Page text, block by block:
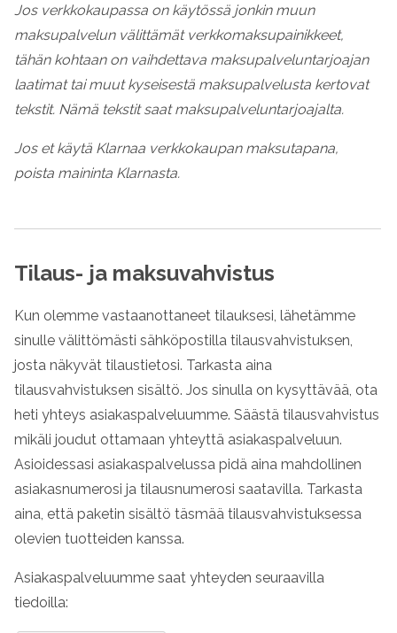
Jos verkkokaupassa on käytössä jonkin muun
maksupalvelun välittämät verkkomaksupainikkeet,
tähän kohtaan on vaihdettava maksupalveluntarjoajan
laatimat tai muut kyseisestä maksupalvelusta kertovat
tekstit. Nämä tekstit saat maksupalveluntarjoajalta.
Jos et käytä Klarnaa verkkokaupan maksutapana,
poista maininta Klarnasta.
Tilaus- ja maksuvahvistus
Kun olemme vastaanottaneet tilauksesi, lähetämme
sinulle välittömästi sähköpostilla tilausvahvistuksen,
josta näkyvät tilaustietosi. Tarkasta aina
tilausvahvistuksen sisältö. Jos sinulla on kysyttävää, ota
heti yhteys asiakaspalveluumme. Säästä tilausvahvistus
mikäli joudut ottamaan yhteyttä asiakaspalveluun.
Asioidessasi asiakaspalvelussa pidä aina mahdollinen
asiakasnumerosi ja tilausnumerosi saatavilla. Tarkasta
aina, että paketin sisältö täsmää tilausvahvistuksessa
olevien tuotteiden kanssa.
Asiakaspalveluumme saat yhteyden seuraavilla
tiedoilla: